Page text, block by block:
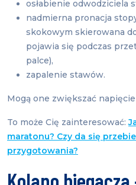
osłabienie odwodziciela
nadmierna pronacja
skokowym skierowana
pojawia się podczas
palce),
zapalenie stawów.
Mogą one zwiększać
To może Cię zainteresować:
maratonu? Czy da się
przygotowania?